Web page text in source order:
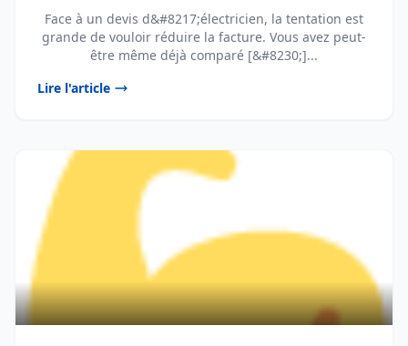
Face à un devis d&#8217;électricien, la tentation est
grande de vouloir réduire la facture. Vous avez peut-
être même déjà comparé [&#8230;]...
Lire l'article